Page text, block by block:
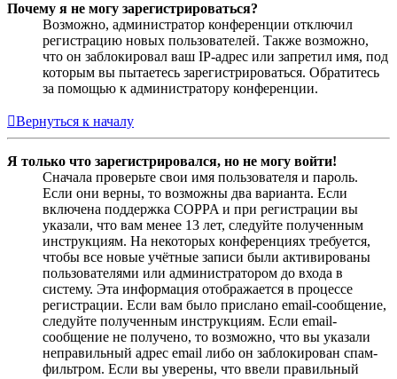
Почему я не могу зарегистрироваться?
Возможно, администратор конференции отключил
регистрацию новых пользователей. Также возможно,
что он заблокировал ваш IP-адрес или запретил имя, под
которым вы пытаетесь зарегистрироваться. Обратитесь
за помощью к администратору конференции.
Вернуться к началу
Я только что зарегистрировался, но не могу войти!
Сначала проверьте свои имя пользователя и пароль.
Если они верны, то возможны два варианта. Если
включена поддержка COPPA и при регистрации вы
указали, что вам менее 13 лет, следуйте полученным
инструкциям. На некоторых конференциях требуется,
чтобы все новые учётные записи были активированы
пользователями или администратором до входа в
систему. Эта информация отображается в процессе
регистрации. Если вам было прислано email-сообщение,
следуйте полученным инструкциям. Если email-
сообщение не получено, то возможно, что вы указали
неправильный адрес email либо он заблокирован спам-
фильтром. Если вы уверены, что ввели правильный